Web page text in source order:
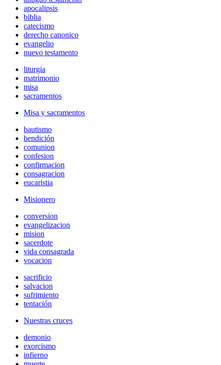
apocalipsis
biblia
catecismo
derecho canonico
evangelio
nuevo testamento
liturgia
matrimonio
misa
sacramentos
Misa y sacramentos
bautismo
bendición
comunion
confesion
confirmacion
consagracion
eucaristia
Misionero
conversion
evangelizacion
mision
sacerdote
vida consagrada
vocacion
sacrificio
salvacion
sufrimiento
tentación
Nuestras cruces
demonio
exorcismo
infierno